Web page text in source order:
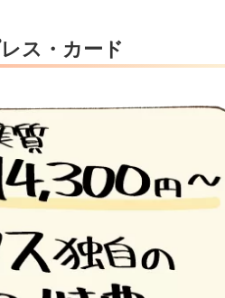
ス・カード